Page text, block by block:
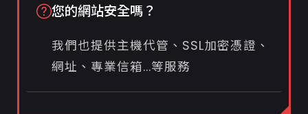
您的網站安全嗎？
我們也提供主機代管、SSL加密憑證、
網址、專業信箱...等服務